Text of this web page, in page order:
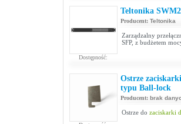
Dostępność:
Teltonika
Producent: Teltonika
Zarządzalny
SFP, z budżetem
Ostrze
typu Ball-lock
Producent: brak
Ostrze do zaciskarki